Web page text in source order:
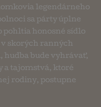
legendárneho
sa párty úplne
pohltia honosné sídlo
skorých ranných
hudba bude vyhrávať,
a tajomstvá, ktoré
rodiny, postupne